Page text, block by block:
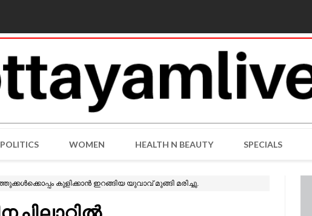
POLITICS WOMEN HEALTH N BEAUTY SPECIALS
കുളിക്കാൻ ഇറങ്ങിയ യുവാവ് മുങ്ങി മരിച്ചു.